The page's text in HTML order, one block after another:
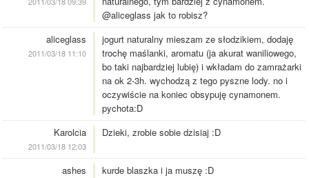
@aliceglass jak to robisz?
aliceglass
2011/03/18 11:10
jogurt naturalny mieszam ze słodzikiem, dodaję
trochę maślanki, aromatu (ja akurat waniliowego,
bo taki najbardziej lubię) i wkładam do zamrażarki
na ok 2-3h. wychodzą z tego pyszne lody. no i
oczywiście na koniec obsypuję cynamonem.
pychota:D
Karolcia
2011/03/18 12:03
Dzieki, zrobie sobie dzisiaj :D
ashes kurde blaszka i ja muszę :D